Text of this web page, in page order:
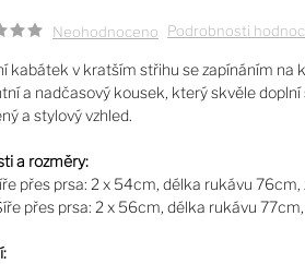
Neohodnoceno Podrobnosti
kabátek v kratším střihu se zapínáním na
a nadčasový kousek, který skvěle
a stylový vzhled.
a rozměry:
přes prsa: 2 x 54cm, délka rukávu
přes prsa: 2 x 56cm, délka rukávu